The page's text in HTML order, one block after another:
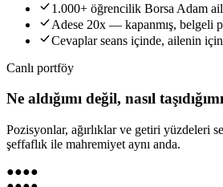
1.000+ öğrencilik Borsa Adam
Adese 20x — kapanmış, belgeli
Cevaplar seans içinde, ailenin
Canlı portföy
Ne aldığımı değil, nasıl
Pozisyonlar, ağırlıklar ve getiri yüzdeleri
şeffaflık ile mahremiyet aynı anda.
●●●●